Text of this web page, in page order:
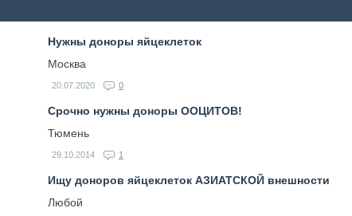
Нужны доноры яйцеклеток
Москва
20.07.2020 0
Срочно нужны доноры ООЦИТОВ!
Тюмень
29.10.2014 1
Ищу доноров яйцеклеток АЗИАТСКОЙ внешности
Любой